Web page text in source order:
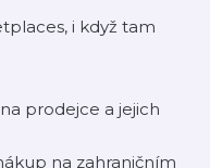
i když tam
prodejce a jejich
na zahraničním